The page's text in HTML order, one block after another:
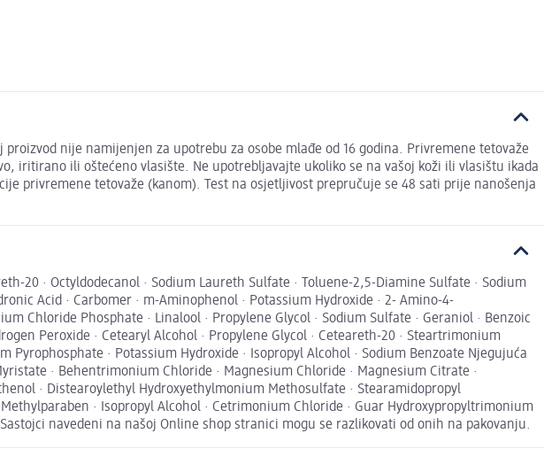
nije namijenjen za upotrebu za osobe mlađe od 16 godina. Privremene tetovaže
iritirano ili oštećeno vlasište. Ne upotrebljavajte ukoliko se na vašoj koži ili vlasištu ikada
privremene tetovaže (kanom). Test na osjetljivost prepručuje se 48 sati prije nanošenja
20 · Octyldodecanol · Sodium Laureth Sulfate · Toluene-2,5-Diamine Sulfate · Sodium
Acid · Carbomer · m-Aminophenol · Potassium Hydroxide · 2- Amino-4-
Chloride Phosphate · Linalool · Propylene Glycol · Sodium Sulfate · Geraniol · Benzoic
Peroxide · Cetearyl Alcohol · Propylene Glycol · Ceteareth-20 · Steartrimonium
· Potassium Hydroxide · Isopropyl Alcohol · Sodium Benzoate Njegujuća
· Behentrimonium Chloride · Magnesium Chloride · Magnesium Citrate ·
· Distearoylethyl Hydroxyethylmonium Methosulfate · Stearamidopropyl
· Isopropyl Alcohol · Cetrimonium Chloride · Guar Hydroxypropyltrimonium
navedeni na našoj Online shop stranici mogu se razlikovati od onih na pakovanju.